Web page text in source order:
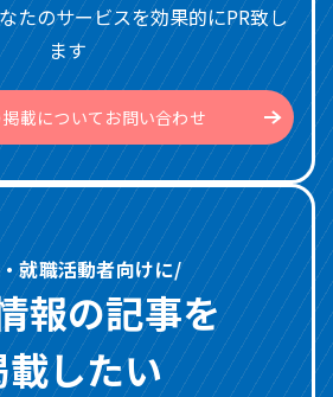
たのサービスを効果的にPR致し
ます
載についてお問い合わせ
就職活動者向けに/
報の記事を
したい